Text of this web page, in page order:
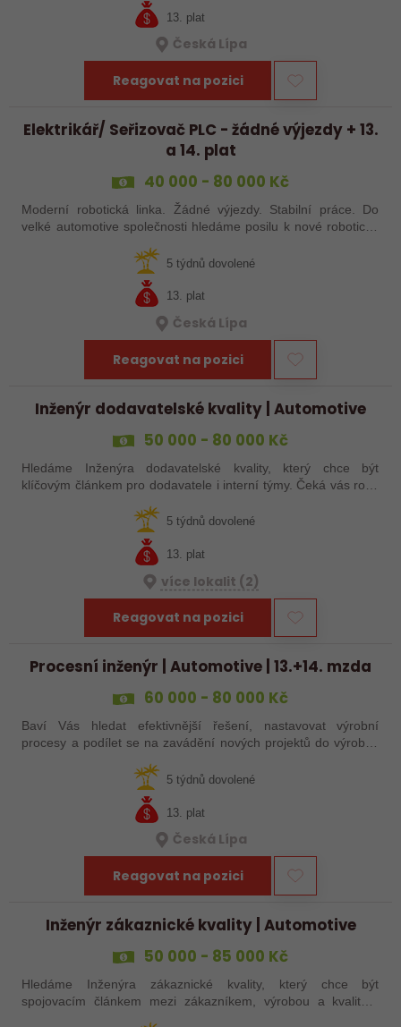
13. plat
Česká Lípa
Reagovat na pozici
Elektrikář/ Seřizovač PLC - žádné výjezdy + 13.
a 14. plat
40 000 - 80 000 Kč
Moderní robotická linka. Žádné výjezdy. Stabilní práce. Do
velké automotive společnosti hledáme posilu k nové robotické
5 týdnů dovolené
13. plat
Česká Lípa
Reagovat na pozici
Inženýr dodavatelské kvality | Automotive
50 000 - 80 000 Kč
Hledáme Inženýra dodavatelské kvality, který chce být
klíčovým článkem pro dodavatele i interní týmy. Čeká vás role,
5 týdnů dovolené
13. plat
více lokalit (2)
Reagovat na pozici
Procesní inženýr | Automotive | 13.+14. mzda
60 000 - 80 000 Kč
Baví Vás hledat efektivnější řešení, nastavovat výrobní
procesy a podílet se na zavádění nových projektů do výroby?
5 týdnů dovolené
13. plat
Česká Lípa
Reagovat na pozici
Inženýr zákaznické kvality | Automotive
50 000 - 85 000 Kč
Hledáme Inženýra zákaznické kvality, který chce být
spojovacím článkem mezi zákazníkem, výrobou a kvalitou.